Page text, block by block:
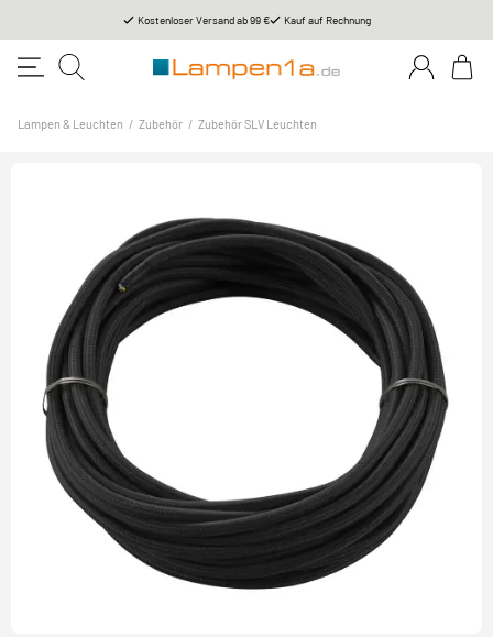
Kostenloser Versand ab 99 € Kauf auf Rechnung
Lampen & Leuchten / Zubehör / Zubehör SLV Leuchten